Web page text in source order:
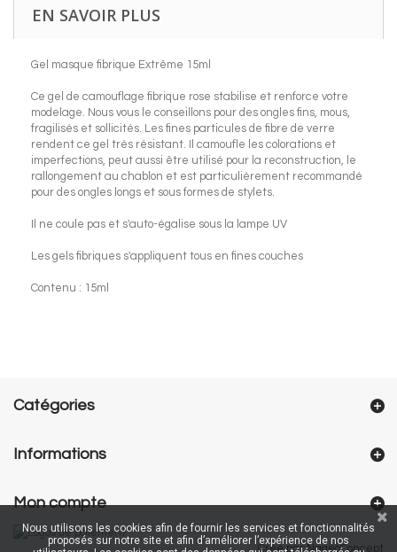
EN SAVOIR PLUS
Gel masque fibrique Extrême 15ml
Ce gel de camouflage fibrique rose stabilise et renforce votre
modelage. Nous vous le conseillons pour des ongles fins, mous,
fragilisés et sollicités. Les fines particules de fibre de verre
rendent ce gel très résistant. Il camoufle les colorations et
imperfections, peut aussi être utilisé pour la reconstruction, le
rallongement au chablon et est particulièrement recommandé
pour des ongles longs et sous formes de stylets.
Il ne coule pas et s'auto-égalise sous la lampe UV
Les gels fibriques s'appliquent tous en fines couches
Contenu : 15ml
Catégories
Informations
Mon compte
Créé par NageoConcept
Nous utilisons les cookies afin de fournir les services et fonctionnalités
proposés sur notre site et afin d’améliorer l’expérience de nos